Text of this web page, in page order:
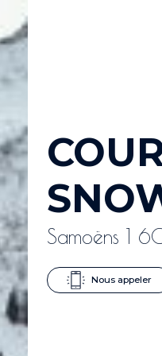
Samoëns 1
Nous appeler